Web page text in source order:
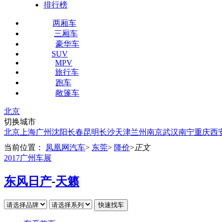
排行榜
两厢车
三厢车
豪华车
SUV
MPV
旅行车
跑车
敞篷车
北京
切换城市
北京 上海广州沈阳长春昆明长沙天津兰州南京武汉南宁重庆西
当前位置：
凤凰网汽车> 东莞> 降价>正文
2017广州车展
东风日产-天籁